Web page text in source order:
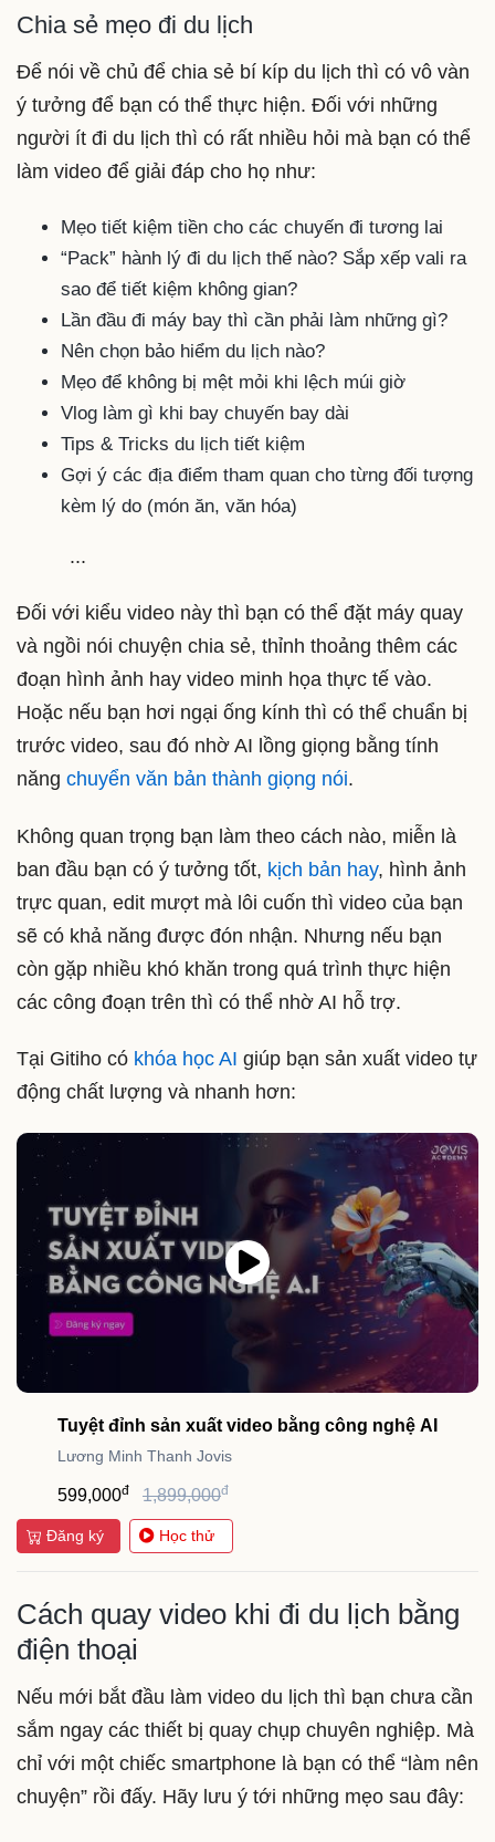
Chia sẻ mẹo đi du lịch
Để nói về chủ để chia sẻ bí kíp du lịch thì có vô vàn
ý tưởng để bạn có thể thực hiện. Đối với những
người ít đi du lịch thì có rất nhiều hỏi mà bạn có thể
làm video để giải đáp cho họ như:
Mẹo tiết kiệm tiền cho các chuyến đi tương lai
“Pack” hành lý đi du lịch thế nào? Sắp xếp vali ra
sao để tiết kiệm không gian?
Lần đầu đi máy bay thì cần phải làm những gì?
Nên chọn bảo hiểm du lịch nào?
Mẹo để không bị mệt mỏi khi lệch múi giờ
Vlog làm gì khi bay chuyến bay dài
Tips & Tricks du lịch tiết kiệm
Gợi ý các địa điểm tham quan cho từng đối tượng
kèm lý do (món ăn, văn hóa)
...
Đối với kiểu video này thì bạn có thể đặt máy quay
và ngồi nói chuyện chia sẻ, thỉnh thoảng thêm các
đoạn hình ảnh hay video minh họa thực tế vào.
Hoặc nếu bạn hơi ngại ống kính thì có thể chuẩn bị
trước video, sau đó nhờ AI lồng giọng bằng tính
năng chuyển văn bản thành giọng nói.
Không quan trọng bạn làm theo cách nào, miễn là
ban đầu bạn có ý tưởng tốt, kịch bản hay, hình ảnh
trực quan, edit mượt mà lôi cuốn thì video của bạn
sẽ có khả năng được đón nhận. Nhưng nếu bạn
còn gặp nhiều khó khăn trong quá trình thực hiện
các công đoạn trên thì có thể nhờ AI hỗ trợ.
Tại Gitiho có khóa học AI giúp bạn sản xuất video tự
động chất lượng và nhanh hơn:
Tuyệt đỉnh sản xuất video bằng công nghệ AI
Lương Minh Thanh Jovis
599,000đ 1,899,000đ
Đăng ký Học thử
Cách quay video khi đi du lịch bằng
điện thoại
Nếu mới bắt đầu làm video du lịch thì bạn chưa cần
sắm ngay các thiết bị quay chụp chuyên nghiệp. Mà
chỉ với một chiếc smartphone là bạn có thể “làm nên
chuyện” rồi đấy. Hãy lưu ý tới những mẹo sau đây: